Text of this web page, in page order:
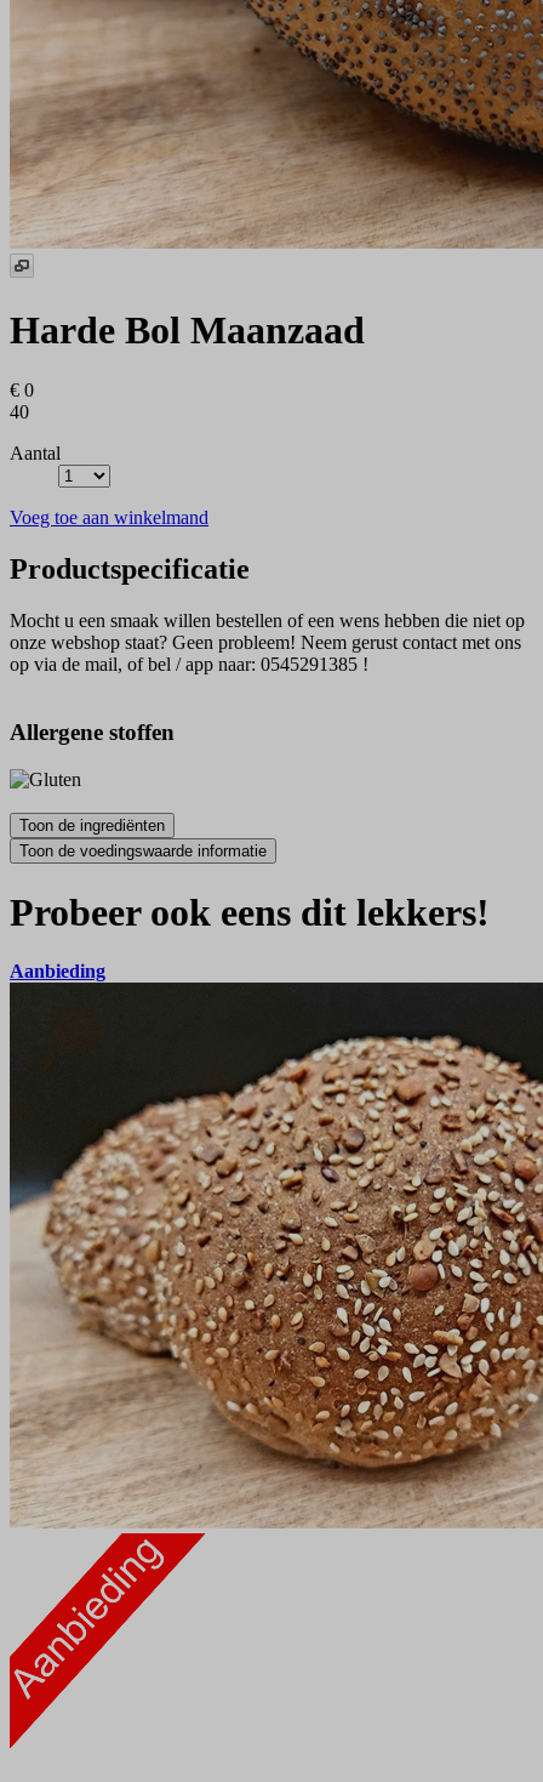
Harde Bol Maanzaad
€ 0
40
Aantal
Voeg toe aan winkelmand
Productspecificatie
Mocht u een smaak willen bestellen of een wens hebben die niet op
onze webshop staat? Geen probleem! Neem gerust contact met ons
op via de mail, of bel / app naar: 0545291385 !
Allergene stoffen
Probeer ook eens dit lekkers!
Aanbieding